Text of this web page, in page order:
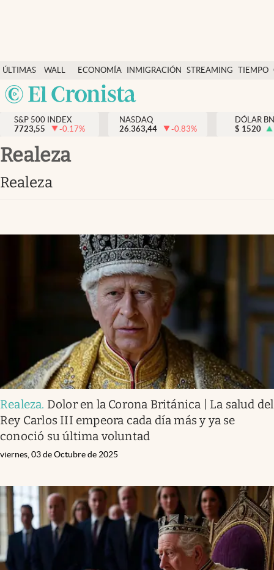
ÚLTIMAS
NOTICIAS
WALL
STREET
Y
DÓLAR
ECONOMÍA INMIGRACIÓN STREAMING TIEMPO
México
Finanzas y economía
Wall Street y dólar
Inmigración
Tiempo
Ciencia y salud
Streaming
S&P 500 INDEX
7723,55
-0.17%
NASDAQ
26.363,44
-0.83%
DÓLAR
$ 1520
realeza
realeza
Realeza. Dolor en la Corona Británica | La salud del
Rey Carlos III empeora cada día más y ya se
conoció su última voluntad
viernes, 03 de Octubre de 2025